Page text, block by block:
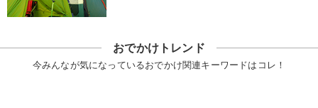
おでかけトレンド
今みんなが気になっているおでかけ関連キーワードはコレ！